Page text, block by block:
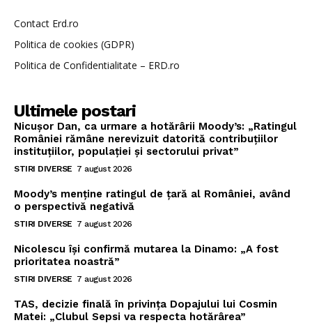
Contact Erd.ro
Politica de cookies (GDPR)
Politica de Confidentialitate – ERD.ro
Ultimele postari
Nicușor Dan, ca urmare a hotărârii Moody’s: „Ratingul
României rămâne nerevizuit datorită contribuțiilor
instituțiilor, populației și sectorului privat”
STIRI DIVERSE 7 august 2026
Moody’s menține ratingul de țară al României, având
o perspectivă negativă
STIRI DIVERSE 7 august 2026
Nicolescu își confirmă mutarea la Dinamo: „A fost
prioritatea noastră”
STIRI DIVERSE 7 august 2026
TAS, decizie finală în privința Dopajului lui Cosmin
Matei: „Clubul Sepsi va respecta hotărârea”